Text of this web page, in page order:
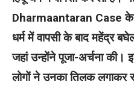
Dharmaantaran Case के
धर्म में वापसी के बाद महेंद्र
जहां उन्होंने पूजा-अर्चना
लोगों ने उनका तिलक लगाकर